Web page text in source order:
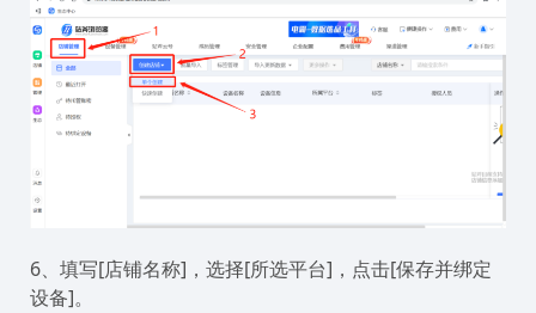
6、填写[店铺名称]，选择[所选平台]，点击[保存并绑定
设备]。